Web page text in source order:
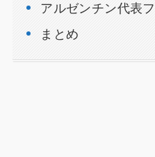
アルゼンチン代表
まとめ